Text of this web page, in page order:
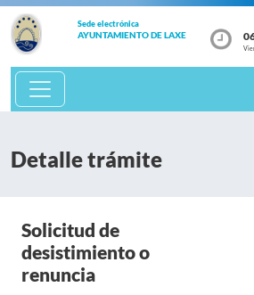
Sede electrónica
AYUNTAMIENTO DE LAXE
Detalle trámite
Solicitud de
desistimiento o
renuncia